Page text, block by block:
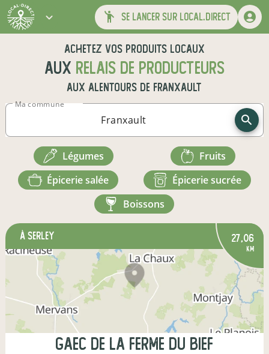
se lancer sur local.direct
Achetez vos produits locaux
aux relais de producteurs
aux alentours de Franxault
Ma commune
légumes
fruits
épicerie salée
épicerie sucrée
boissons
à Serley 27,06
km
gaec de la ferme du bief